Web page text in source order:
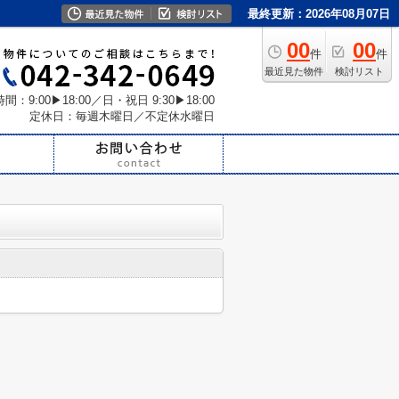
最終更新：2026年08月07日
00件
最近見た物件
00件
検討リスト
間：9:00▶18:00／日・祝日 9:30▶18:00
定休日：毎週木曜日／不定休水曜日